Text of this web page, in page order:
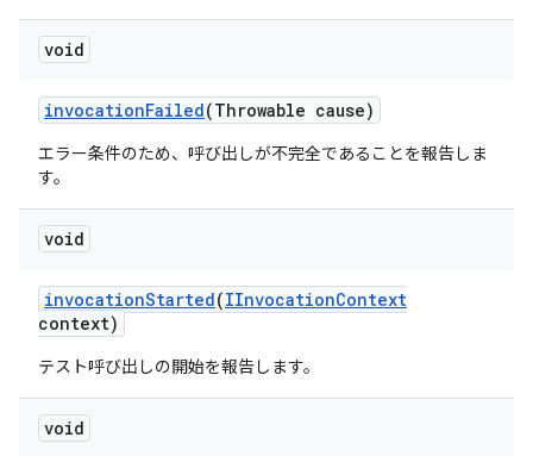
void
invocationFailed(Throwable cause)
エラー条件のため、呼び出しが不完全であることを報告しま
す。
void
invocationStarted(IInvocationContext
context)
テスト呼び出しの開始を報告します。
void